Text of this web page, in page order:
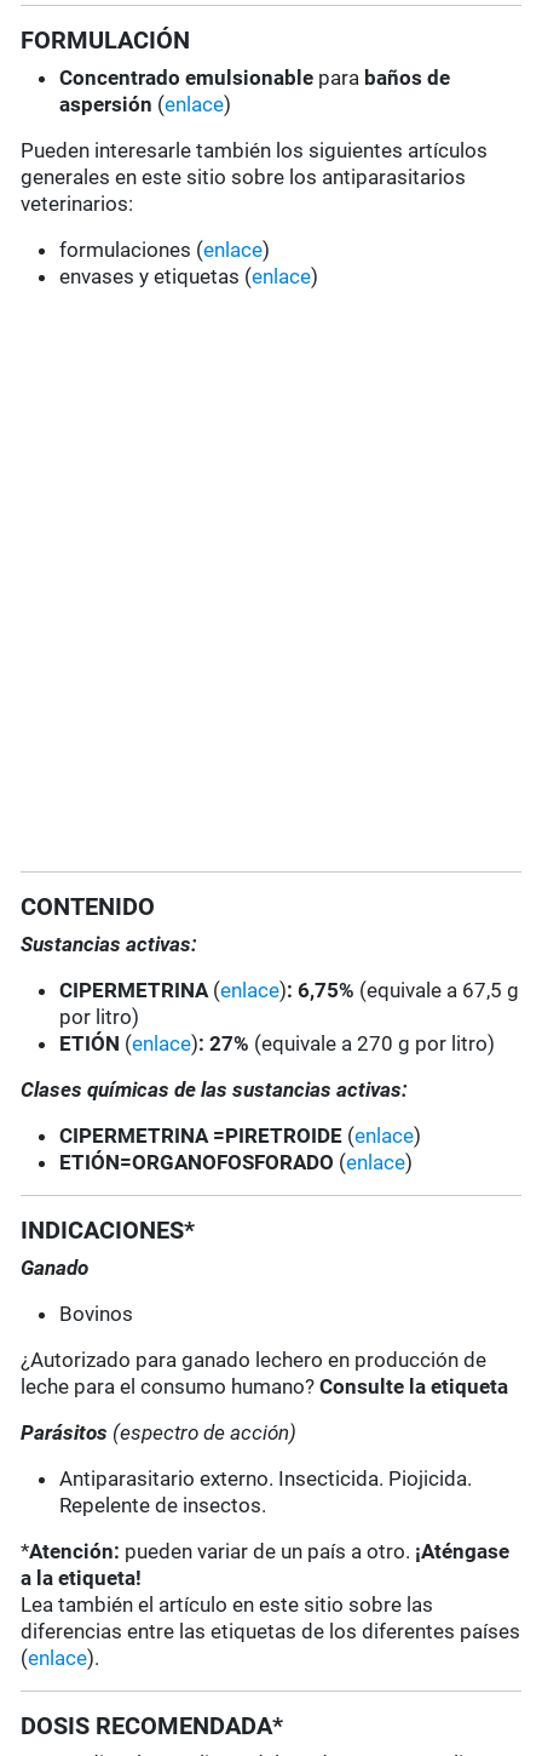
FORMULACIÓN
Concentrado emulsionable para baños de
aspersión (enlace)
Pueden interesarle también los siguientes artículos
generales en este sitio sobre los antiparasitarios
veterinarios:
formulaciones (enlace)
envases y etiquetas (enlace)
CONTENIDO
Sustancias activas:
CIPERMETRINA (enlace): 6,75% (equivale a 67,5 g
por litro)
ETIÓN (enlace): 27% (equivale a 270 g por litro)
Clases químicas de las sustancias activas:
CIPERMETRINA =PIRETROIDE (enlace)
ETIÓN=ORGANOFOSFORADO (enlace)
INDICACIONES*
Ganado
Bovinos
¿Autorizado para ganado lechero en producción de
leche para el consumo humano?Consulte la etiqueta
Parásitos (espectro de acción)
Antiparasitario externo. Insecticida. Piojicida.
Repelente de insectos.
*Atención: pueden variar de un país a otro. ¡Aténgase
a la etiqueta!
Lea también el artículo en este sitio sobre las
diferencias entre las etiquetas de los diferentes países
(enlace).
DOSIS RECOMENDADA*